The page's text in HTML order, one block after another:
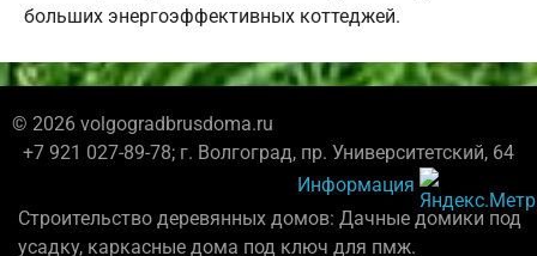
больших энергоэффективных коттеджей.
© 2026 volgogradbrusdoma.ru
+7 921 027-89-78; г. Волгоград, пр. Университетский, 64
Информация
Строительство деревянных домов: Дачные домики под
усадку, каркасные дома под ключ для пмж.